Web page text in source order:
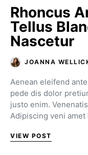
Rhoncus
Tellus
Nascetur
JOANNA
Aenean eleifend
pede dis dolor
justo enim.
Adipiscing veni
VIEW POST